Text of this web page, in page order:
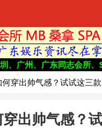
、广州、广东同志会所、
穿出帅气感？试试这三款
出帅气感？